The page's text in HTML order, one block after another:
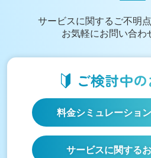
サービスに関する ご不明
お気軽にお問い合わ
ご検討中の
料金シミュレーション
サービスに関する